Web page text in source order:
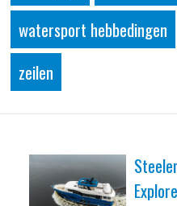
watersport hebbedingen
zeilen